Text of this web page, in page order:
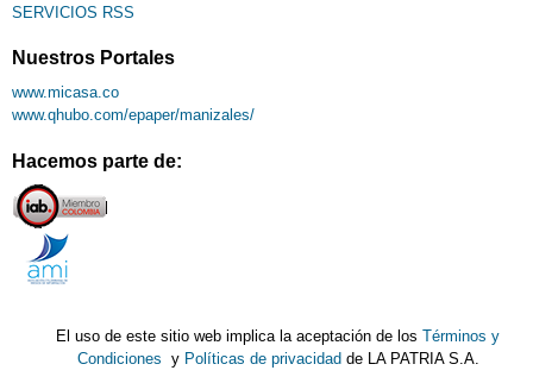
SERVICIOS RSS
Nuestros Portales
www.micasa.co
www.qhubo.com/epaper/manizales/
Hacemos parte de:
El uso de este sitio web implica la aceptación de losTérminos y
Condiciones y Políticas de privacidad de LA PATRIA S.A.